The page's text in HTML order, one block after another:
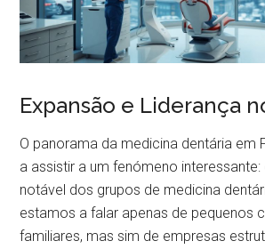
Expansão e Liderança
O panorama da medicina dentária em
a assistir a um fenómeno
notável dos grupos de medicina
estamos a falar apenas de pequenos
familiares, mas sim de empresas